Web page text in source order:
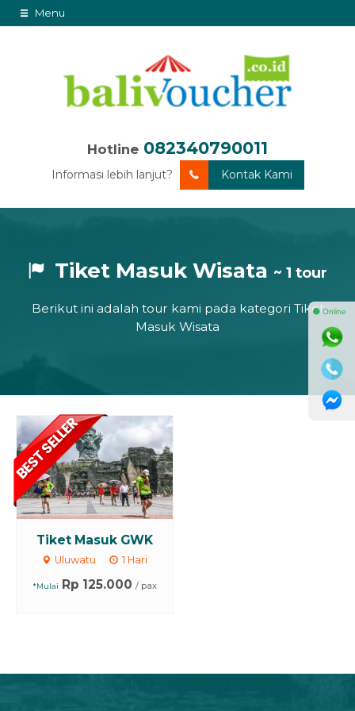
Menu
Hotline 082340790011
Informasi lebih lanjut? Kontak Kami
Tiket Masuk Wisata ~ 1 tour
Berikut ini adalah tour kami pada kategori Tiket
Masuk Wisata
Tiket Masuk GWK
Uluwatu 1 Hari
*Mulai Rp 125.000 / pax
⚫ Online